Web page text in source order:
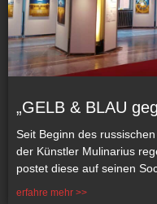
„GELB & BLAU
Seit Beginn des
der Künstler Mulinarius
postet diese auf seinen
erfahre mehr >>